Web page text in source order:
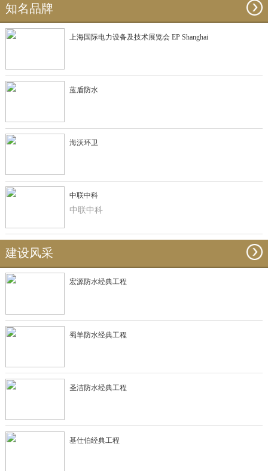
知名品牌
上海国际电力设备及技术展览会 EP Shanghai
蓝盾防水
海沃环卫
中联中科
中联中科
建设风采
宏源防水经典工程
蜀羊防水经典工程
圣洁防水经典工程
基仕伯经典工程